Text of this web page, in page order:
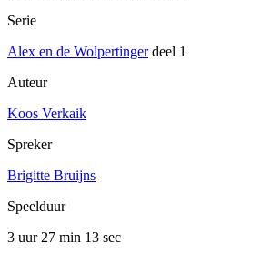
Serie
Alex en de Wolpertingerdeel 1
Auteur
Koos Verkaik
Spreker
Brigitte Bruijns
Speelduur
3 uur 27 min 13 sec